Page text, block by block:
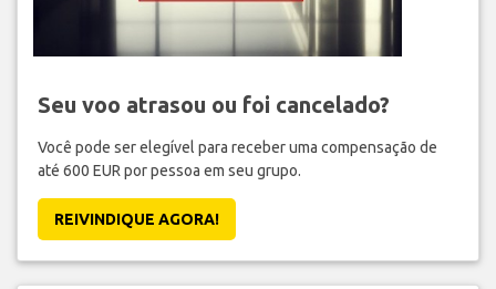
Seu voo atrasou ou foi cancelado?
Você pode ser elegível para receber uma compensação de
até 600 EUR por pessoa em seu grupo.
REIVINDIQUE AGORA!